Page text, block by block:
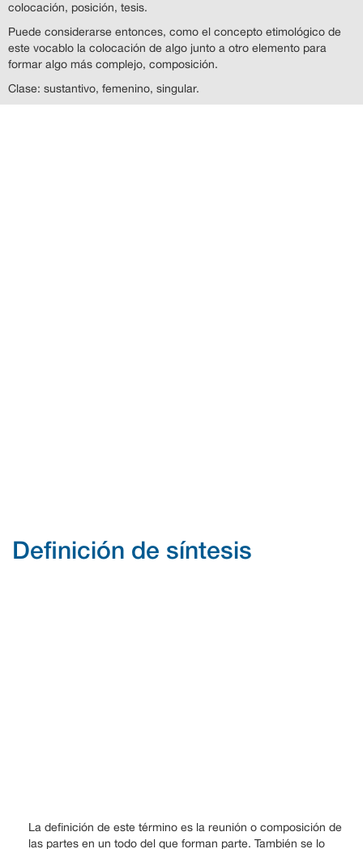
colocación, posición, tesis.
Puede considerarse entonces, como el concepto etimológico de
este vocablo la colocación de algo junto a otro elemento para
formar algo más complejo, composición.
Clase: sustantivo, femenino, singular.
Definición de síntesis
La definición de este término es la reunión o composición de
las partes en un todo del que forman parte. También se lo